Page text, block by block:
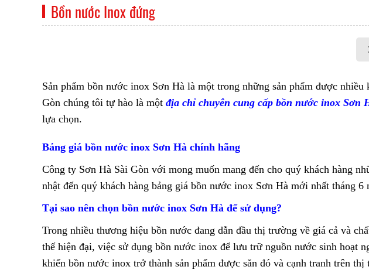
Bồn nước Inox đứng
Sản phẩm bồn nước inox Sơn Hà là một trong những sản phẩm được
Gòn chúng tôi tự hào là một địa chỉ chuyên cung cấp bồn nước inox Sơn
lựa chọn.
Bảng giá bồn nước inox Sơn Hà chính hãng
Công ty Sơn Hà Sài Gòn với mong muốn mang đến cho quý khách hàng
nhật đến quý khách hàng bảng giá bồn nước inox Sơn Hà mới nhất tháng
Tại sao nên chọn bồn nước inox Sơn Hà để sử dụng?
Trong nhiều thương hiệu bồn nước đang dẫn đầu thị trường về giá cả và
thế hiện đại, việc sử dụng bồn nước inox để lưu trữ nguồn nước sinh hoạt
khiến bồn nước inox trở thành sản phẩm được săn đó và cạnh tranh trên